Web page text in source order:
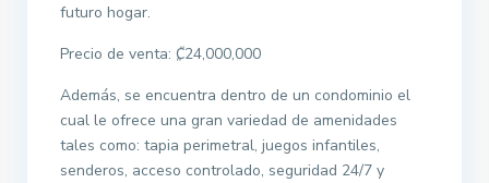
futuro hogar.
Precio de venta: ₡24,000,000
Además, se encuentra dentro de un condominio el
cual le ofrece una gran variedad de amenidades
tales como: tapia perimetral, juegos infantiles,
senderos, acceso controlado, seguridad 24/7 y